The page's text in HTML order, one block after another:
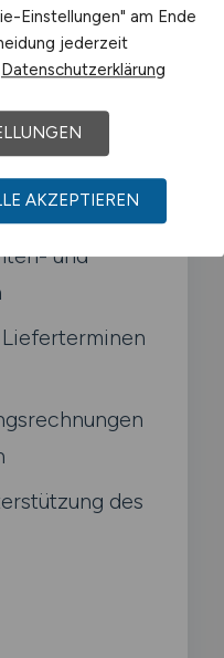
von
System
und
des
Einstellungen" am Ende
jederzeit
Datenschutzerklärung
AKZEPTIEREN